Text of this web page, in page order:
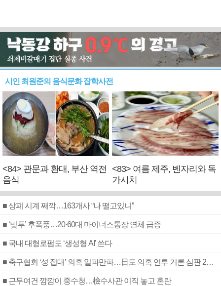
시인 최원준의 음식문화 잡학사전
<84> 관문과 환대, 부산 역전
음식
<83> 여름 제주, 벤자리와 독
가시치
■ 상폐 시계 째깍…163개사 “나 떨고있니”
■ ‘빚투’ 후폭풍…20·60대 마이너스통장 연체 급증
■ 국내 대형로펌도 ‘생성형 AI’ 쓴다
■ 축구협회 ‘성 접대’ 의혹 일파만파…日도 의혹 연루 거론 심판 2명 조사
■ 근무여건 깜깜이 중수청…檢수사관 이직 놓고 혼란